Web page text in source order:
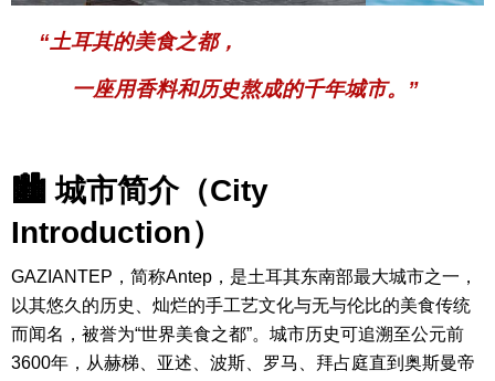
“土耳其的美食之都，
一座用香料和历史熬成的千年城市。”
🏙 城市简介（City
Introduction）
GAZIANTEP，简称Antep，是土耳其东南部最大城市之一，
以其悠久的历史、灿烂的手工艺文化与无与伦比的美食传统
而闻名，被誉为“世界美食之都”。 城市历史可追溯至公元前
3600年，从赫梯、亚述、波斯、罗马、拜占庭直到奥斯曼帝